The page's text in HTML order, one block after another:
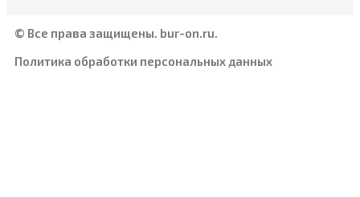
© Все права защищены. bur-on.ru.
Политика обработки персональных данных